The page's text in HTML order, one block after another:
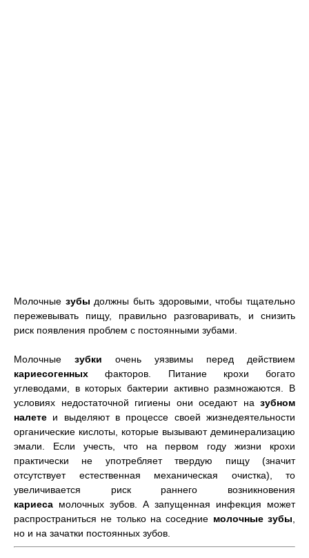
Молочные зубы должны быть здоровыми, чтобы тщательно
пережевывать пищу, правильно разговаривать, и снизить
риск появления проблем с постоянными зубами.
Молочные зубки очень уязвимы перед действием
кариесогенныхфакторов. Питание крохи богато
углеводами, в которых бактерии активно размножаются. В
условиях недостаточной гигиены они оседают на зубном
налете и выделяют в процессе своей жизнедеятельности
органические кислоты, которые вызывают деминерализацию
эмали. Если учесть, что на первом году жизни крохи
практически не употребляет твердую пищу (значит
отсутствует естественная механическая очистка), то
увеличивается риск раннего возникновения
кариеса молочных зубов. А запущенная инфекция может
распространиться не только на соседние молочные зубы
но и на зачатки постоянных зубов.